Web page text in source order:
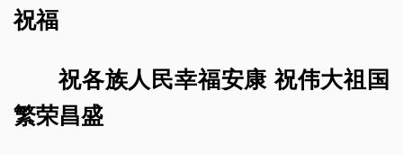
祝福
祝各族人民幸福安康 祝伟大祖国
繁荣昌盛